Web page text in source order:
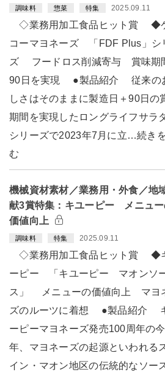
調味料 惣菜 特集 2025.09.11
◇業務用加工食品ヒット賞 ◆
コーマヨネーズ 「FDF Plus」シ
ズ フードロス削減寄与 賞味期
90日を実現 ●製品紹介 従来の
しさはそのままに製造日＋90日の
期間を実現したロングライフサラ
シリーズで2023年7月に立…続き
む
機械資材素材／業務用・外食／地
献3賞特集：キユーピー メニュー
価値向上
調味料 特集 2025.09.11
◇業務用加工食品ヒット賞 ◆
ーピー 「キユーピー マオンソ
ス」 メニューの価値向上 マヨ
ズのルーツに着想 ●製品紹介
ーピーマヨネーズ発売100周年の今
年、マヨネーズの起源といわれる
イン・マオン地区の伝統的なソー